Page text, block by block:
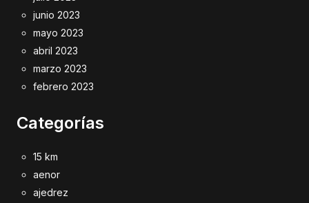
junio 2023
mayo 2023
abril 2023
marzo 2023
febrero 2023
Categorías
15 km
aenor
ajedrez